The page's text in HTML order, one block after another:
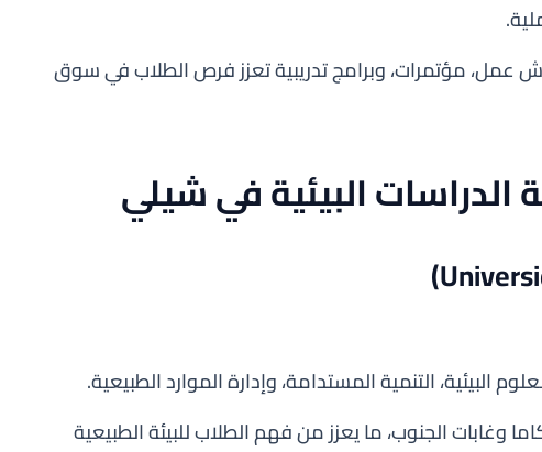
عمل، مؤتمرات، وبرامج تدريبية تعزز فرص الطلاب في سوق
البيئية في شيلي
البيئية، التنمية المستدامة، وإدارة الموارد الطبيعية.
وغابات الجنوب، ما يعزز من فهم الطلاب للبيئة الطبيعية